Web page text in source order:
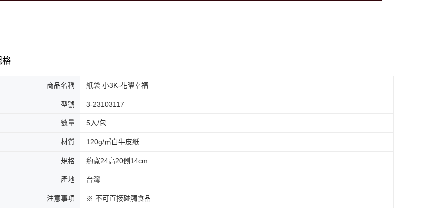
格
商品名稱 紙袋 小3K-花曜幸福
型號 3-23103117
數量 5入/包
材質 120g/㎡白牛皮紙
規格 約寬24高20側14cm
產地 台灣
注意事項 ※ 不可直接碰觸食品